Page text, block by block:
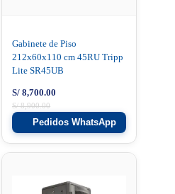
Gabinete de Piso
212x60x110 cm 45RU Tripp
Lite SR45UB
S/8,900.00
S/ 8,700.00
Pedidos WhatsApp